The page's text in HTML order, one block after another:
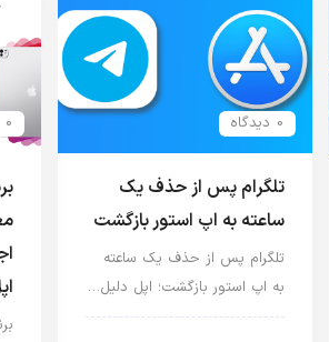
0 دیدگاه
تلگرام پس از حذف یک
ساعته به اپ استور بازگشت
تلگرام پس از حذف یک ساعته
به اپ استور بازگشت؛ اپل دلیل…
0 دیدگاه